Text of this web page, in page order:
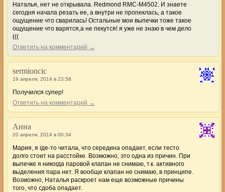
Наталья, нет не открывала. Redmond RMC-M4502. И знаете
сегодня начала резать ее, а внутри не пропеклась, а такое
ощущение что сварилась! Остальные мои выпечки тоже такое
ощущение что варятся,а не пекутся! я уже не знаю в чем дело
(((
Ответить на комментарий →
sermioncic
19 апреля, 2014 в 23:58
Получился супер!
Ответить на комментарий →
Анна
20 апреля, 2014 в 00:34
Мария, я где-то читала, что середина опадает, если тесто
долго стоит на расстойке. Возможно, это одна из причин. При
выпечке я никогда паровой клапан не снимаю, т.к. активного
выделения пара нет. Я вообще клапан не снимаю, в принципе.
Возможно, Наталья раскроет нам еще возможные причины
того, что сдоба опадает.